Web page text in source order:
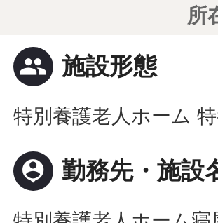
所
people 施設形態
特別養護老人ホーム
person_pin 勤務先・施設